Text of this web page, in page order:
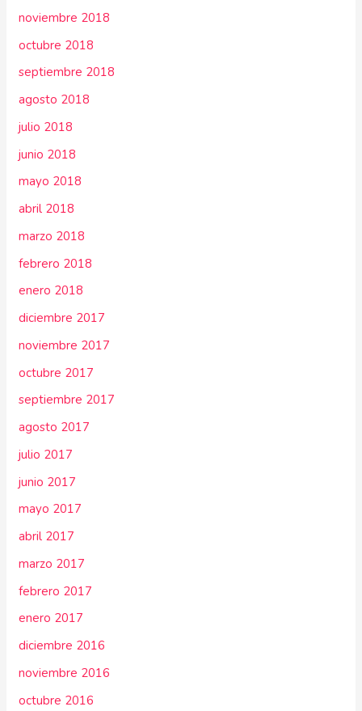
noviembre 2018
octubre 2018
septiembre 2018
agosto 2018
julio 2018
junio 2018
mayo 2018
abril 2018
marzo 2018
febrero 2018
enero 2018
diciembre 2017
noviembre 2017
octubre 2017
septiembre 2017
agosto 2017
julio 2017
junio 2017
mayo 2017
abril 2017
marzo 2017
febrero 2017
enero 2017
diciembre 2016
noviembre 2016
octubre 2016